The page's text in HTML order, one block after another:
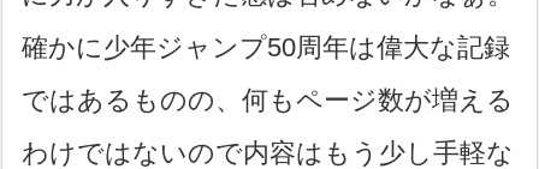
確かに少年ジャンプ50周年は偉大な記録
ではあるものの、何もページ数が増える
わけではないので内容はもう少し手軽な